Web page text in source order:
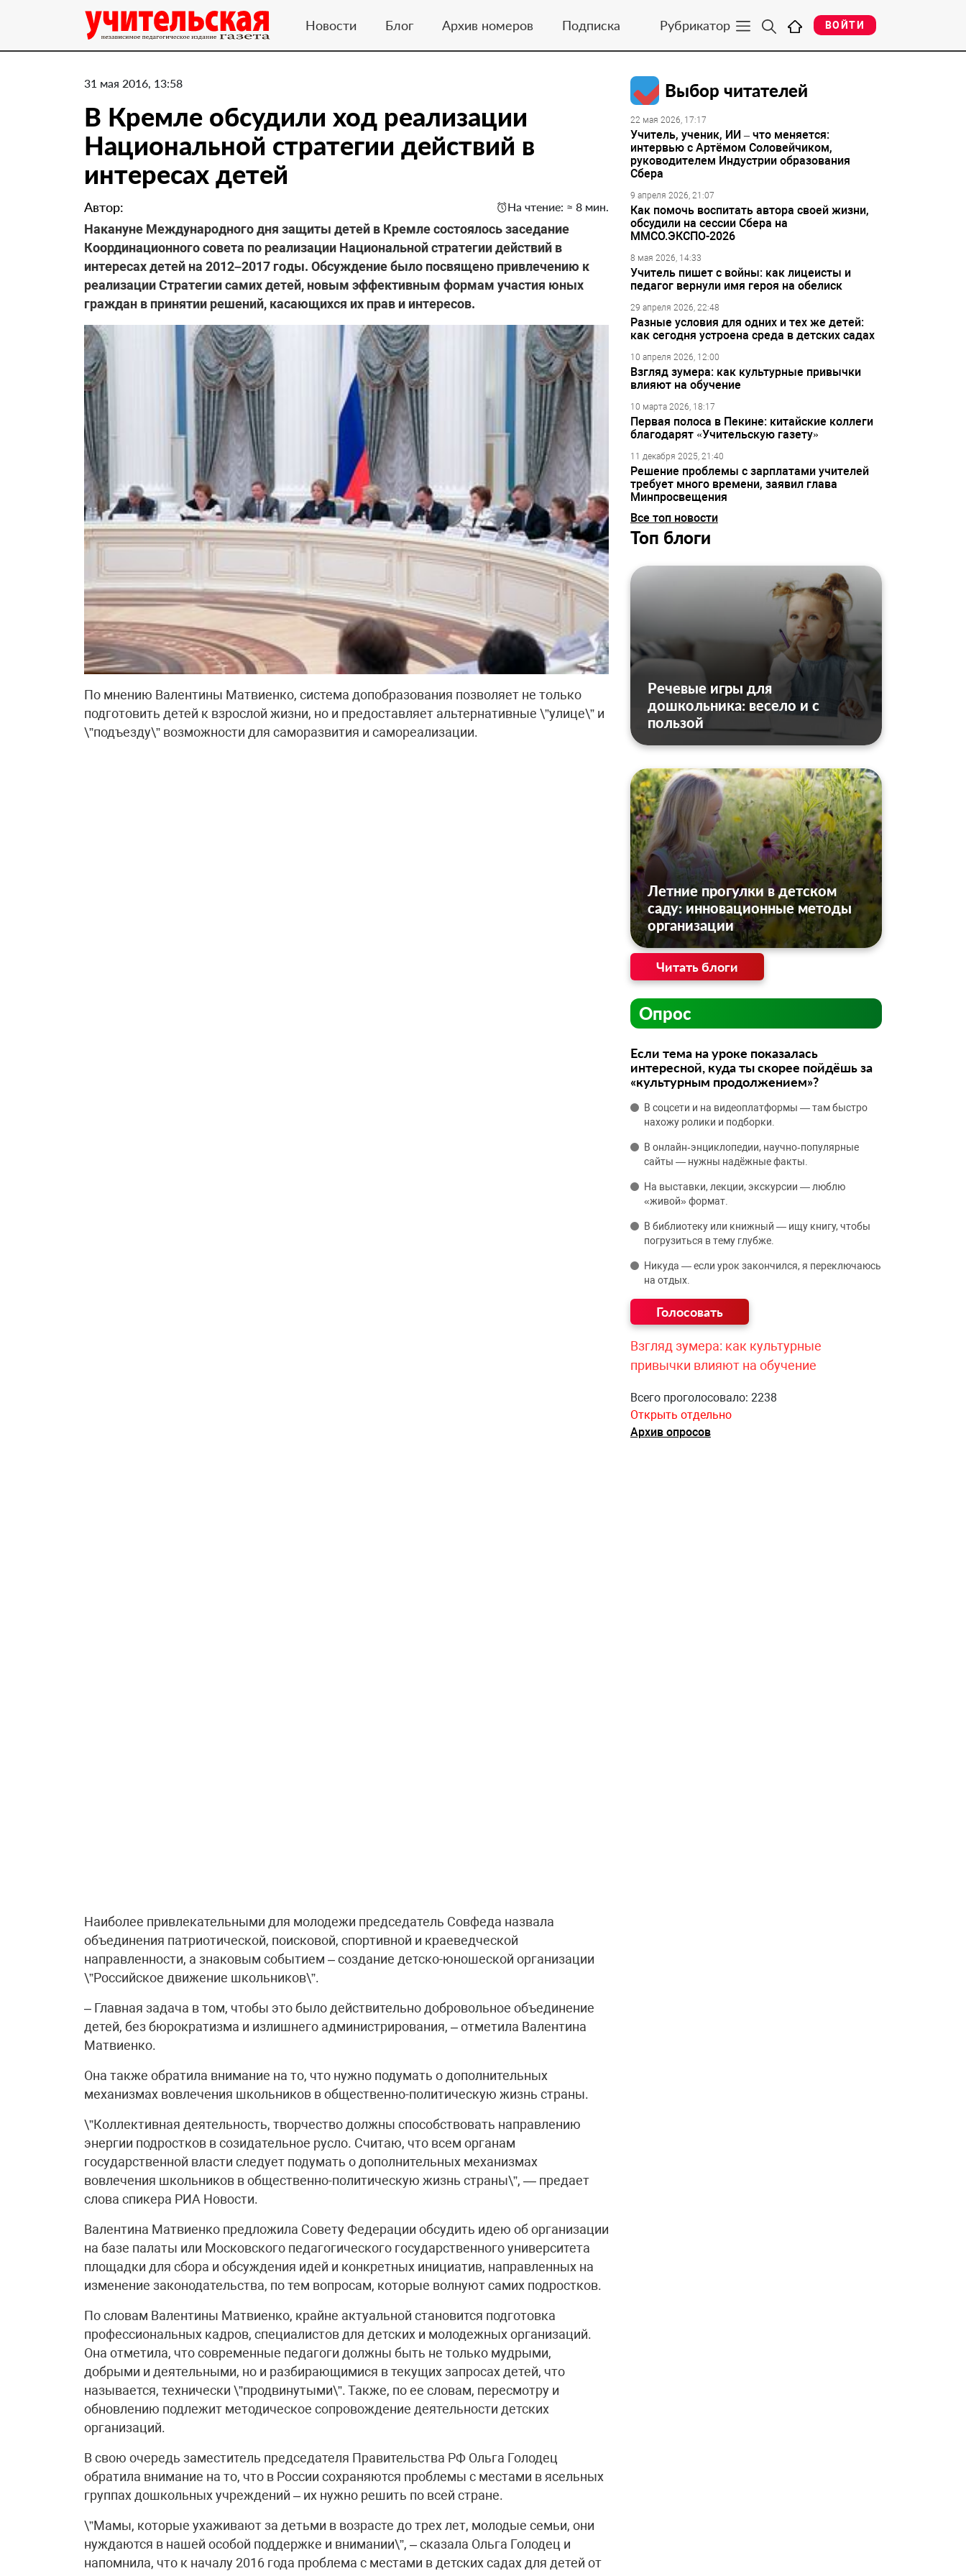
Новости Блог Архив номеров Подписка Рубрикатор ВОЙТИ
31 мая 2016, 13:58
В Кремле обсудили ход реализации
Национальной стратегии действий в
интересах детей
Автор: На чтение: ≈ 8 мин.
Накануне Международного дня защиты детей в Кремле состоялось заседание
Координационного совета по реализации Национальной стратегии действий в
интересах детей на 2012–2017 годы. Обсуждение было посвящено привлечению к
реализации Стратегии самих детей, новым эффективным формам участия юных
граждан в принятии решений, касающихся их прав и интересов.
По мнению Валентины Матвиенко, система допобразования позволяет не только
подготовить детей к взрослой жизни, но и предоставляет альтернативные \”улице\” и
\”подъезду\” возможности для саморазвития и самореализации.
Наиболее привлекательными для молодежи председатель Совфеда назвала
объединения патриотической, поисковой, спортивной и краеведческой
направленности, а знаковым событием – создание детско-юношеской организации
\”Российское движение школьников\”.
– Главная задача в том, чтобы это было действительно добровольное объединение
детей, без бюрократизма и излишнего администрирования, – отметила Валентина
Матвиенко.
Она также обратила внимание на то, что нужно подумать о дополнительных
механизмах вовлечения школьников в общественно-политическую жизнь страны.
\”Коллективная деятельность, творчество должны способствовать направлению
энергии подростков в созидательное русло. Считаю, что всем органам
государственной власти следует подумать о дополнительных механизмах
вовлечения школьников в общественно-политическую жизнь страны\”, — предает
слова спикера РИА Новости.
Валентина Матвиенко предложила Совету Федерации обсудить идею об организации
на базе палаты или Московского педагогического государственного университета
площадки для сбора и обсуждения идей и конкретных инициатив, направленных на
изменение законодательства, по тем вопросам, которые волнуют самих подростков.
По словам Валентины Матвиенко, крайне актуальной становится подготовка
профессиональных кадров, специалистов для детских и молодежных организаций.
Она отметила, что современные педагоги должны быть не только мудрыми,
добрыми и деятельными, но и разбирающимися в текущих запросах детей, что
называется, технически \”продвинутыми\”. Также, по ее словам, пересмотру и
обновлению подлежит методическое сопровождение деятельности детских
организаций.
В свою очередь заместитель председателя Правительства РФ Ольга Голодец
обратила внимание на то, что в России сохраняются проблемы с местами в ясельных
группах дошкольных учреждений – их нужно решить по всей стране.
\”Мамы, которые ухаживают за детьми в возрасте до трех лет, молодые семьи, они
нуждаются в нашей особой поддержке и внимании\”, – сказала Ольга Голодец и
напомнила, что к началу 2016 года проблема с местами в детских садах для детей от
Выбор читателей
22 мая 2026, 17:17
Учитель, ученик, ИИ – что меняется:
интервью с Артёмом Соловейчиком,
руководителем Индустрии образования
Сбера
9 апреля 2026, 21:07
Как помочь воспитать автора своей жизни,
обсудили на сессии Сбера на
ММСО.ЭКСПО-2026
8 мая 2026, 14:33
Учитель пишет с войны: как лицеисты и
педагог вернули имя героя на обелиск
29 апреля 2026, 22:48
Разные условия для одних и тех же детей:
как сегодня устроена среда в детских садах
10 апреля 2026, 12:00
Взгляд зумера: как культурные привычки
влияют на обучение
10 марта 2026, 18:17
Первая полоса в Пекине: китайские коллеги
благодарят «Учительскую газету»
11 декабря 2025, 21:40
Решение проблемы с зарплатами учителей
требует много времени, заявил глава
Минпросвещения
Все топ новости
Топ блоги
Речевые игры для
дошкольника: весело и с
пользой
Летние прогулки в детском
саду: инновационные методы
организации
Читать блоги
Опрос
Если тема на уроке показалась
интересной, куда ты скорее пойдёшь за
«культурным продолжением»?
В соцсети и на видеоплатформы — там быстро
нахожу ролики и подборки.
В онлайн‑энциклопедии, научно‑популярные
сайты — нужны надёжные факты.
На выставки, лекции, экскурсии — люблю
«живой» формат.
В библиотеку или книжный — ищу книгу, чтобы
погрузиться в тему глубже.
Никуда — если урок закончился, я переключаюсь
на отдых.
Взгляд зумера: как культурные
привычки влияют на обучение
Всего проголосовало: 2238
Открыть отдельно
Архив опросов